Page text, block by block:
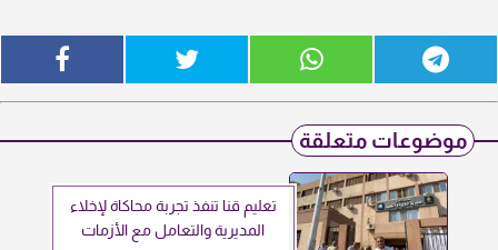
موضوعات متعلقة
تعليم قنا تنفذ تجربة محاكاة لإخلاء
المديرية والتعامل مع الأزمات